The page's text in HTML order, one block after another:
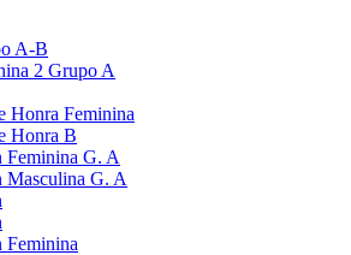
A-B
2 Grupo A
Honra Feminina
Honra B
Feminina G. A
Masculina G. A
Feminina